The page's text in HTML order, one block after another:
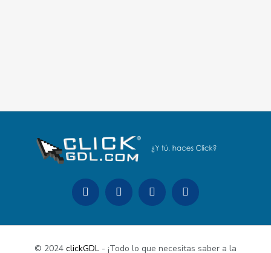
© 2024 clickGDL - ¡Todo lo que necesitas saber a la